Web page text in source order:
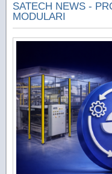
SATECH NEWS -
MODULARI